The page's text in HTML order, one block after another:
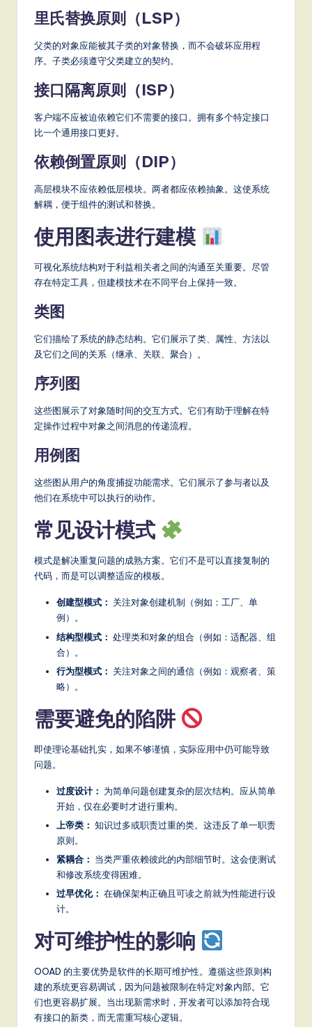
里氏替换原则（LSP）
父类的对象应能被其子类的对象替换，而不会破坏应用程
序。子类必须遵守父类建立的契约。
接口隔离原则（ISP）
客户端不应被迫依赖它们不需要的接口。拥有多个特定接口
比一个通用接口更好。
依赖倒置原则（DIP）
高层模块不应依赖低层模块。两者都应依赖抽象。这使系统
解耦，便于组件的测试和替换。
使用图表进行建模
可视化系统结构对于利益相关者之间的沟通至关重要。尽管
存在特定工具，但建模技术在不同平台上保持一致。
类图
它们描绘了系统的静态结构。它们展示了类、属性、方法以
及它们之间的关系（继承、关联、聚合）。
序列图
这些图展示了对象随时间的交互方式。它们有助于理解在特
定操作过程中对象之间消息的传递流程。
用例图
这些图从用户的角度捕捉功能需求。它们展示了参与者以及
他们在系统中可以执行的动作。
常见设计模式
模式是解决重复问题的成熟方案。它们不是可以直接复制的
代码，而是可以调整适应的模板。
创建型模式： 关注对象创建机制（例如：工厂、单
例）。
结构型模式： 处理类和对象的组合（例如：适配器、组
合）。
行为型模式： 关注对象之间的通信（例如：观察者、策
略）。
需要避免的陷阱
即使理论基础扎实，如果不够谨慎，实际应用中仍可能导致
问题。
过度设计： 为简单问题创建复杂的层次结构。应从简单
开始，仅在必要时才进行重构。
上帝类： 知识过多或职责过重的类。这违反了单一职责
原则。
紧耦合： 当类严重依赖彼此的内部细节时。这会使测试
和修改系统变得困难。
过早优化： 在确保架构正确且可读之前就为性能进行设
计。
对可维护性的影响
OOAD 的主要优势是软件的长期可维护性。遵循这些原则构
建的系统更容易调试，因为问题被限制在特定对象内部。它
们也更容易扩展。当出现新需求时，开发者可以添加符合现
有接口的新类，而无需重写核心逻辑。